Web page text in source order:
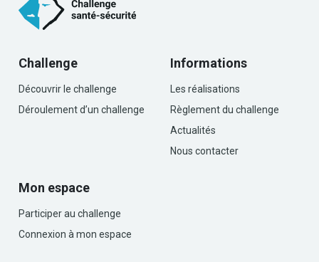
Challenge
Découvrir le challenge
Déroulement d’un challenge
Informations
Les réalisations
Règlement du challenge
Actualités
Nous contacter
Mon espace
Participer au challenge
Connexion à mon espace